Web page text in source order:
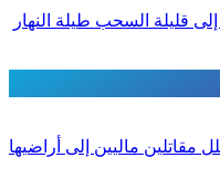
قليلة السحب طيلة النهار
ماليين إلى أراضيها